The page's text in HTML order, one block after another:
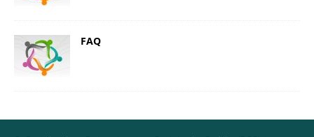
FAQ